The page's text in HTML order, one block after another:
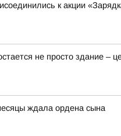
к акции
не просто здание –
ждала ордена сына